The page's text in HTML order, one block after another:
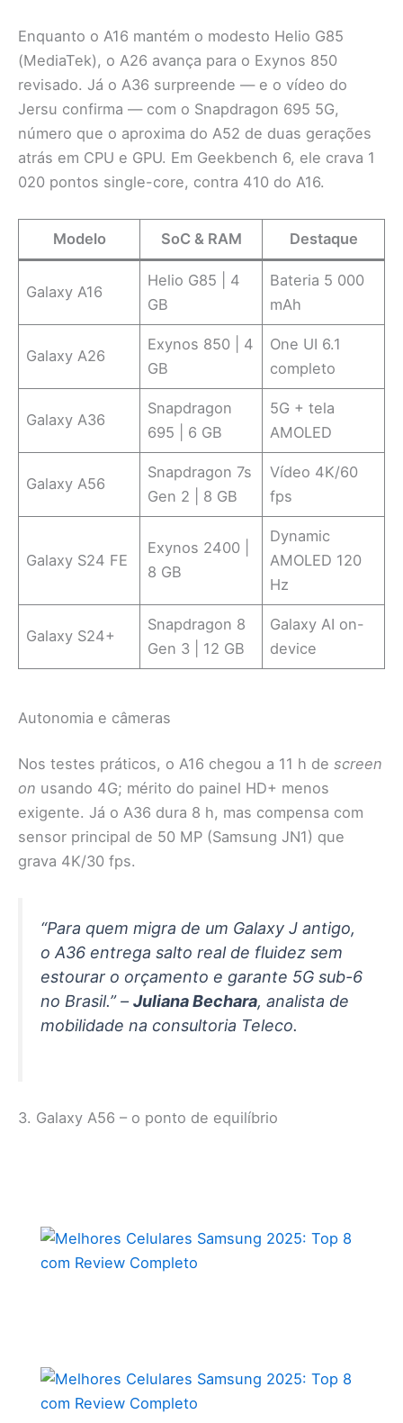
Enquanto o A16 mantém o modesto Helio G85
(MediaTek), o A26 avança para o Exynos 850
revisado. Já o A36 surpreende — e o vídeo do
Jersu confirma — com o Snapdragon 695 5G,
número que o aproxima do A52 de duas gerações
atrás em CPU e GPU. Em Geekbench 6, ele crava 1
020 pontos single-core, contra 410 do A16.
Modelo SoC & RAM Destaque
Galaxy A16
Helio G85 | 4
GB
Bateria 5 000
mAh
Galaxy A26
Exynos 850 | 4
GB
One UI 6.1
completo
Galaxy A36
Snapdragon
695 | 6 GB
5G + tela
AMOLED
Galaxy A56
Snapdragon 7s
Gen 2 | 8 GB
Vídeo 4K/60
fps
Galaxy S24 FE
Exynos 2400 |
8 GB
Dynamic
AMOLED 120
Hz
Galaxy S24+
Snapdragon 8
Gen 3 | 12 GB
Galaxy AI on-
device
Autonomia e câmeras
Nos testes práticos, o A16 chegou a 11 h de screen
on usando 4G; mérito do painel HD+ menos
exigente. Já o A36 dura 8 h, mas compensa com
sensor principal de 50 MP (Samsung JN1) que
grava 4K/30 fps.
“Para quem migra de um Galaxy J antigo,
o A36 entrega salto real de fluidez sem
estourar o orçamento e garante 5G sub-6
no Brasil.” – Juliana Bechara, analista de
mobilidade na consultoria Teleco.
3. Galaxy A56 – o ponto de equilíbrio